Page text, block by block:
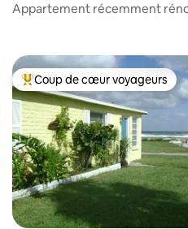
Appartement récemment
de 4,79 sur 5, 145
Coup de cœur voyageurs
Coup de cœur voyageurs